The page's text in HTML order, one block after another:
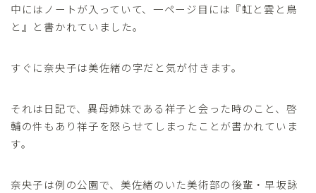
中にはノートが入っていて、一ページ目には『虹と雲と鳥
と』と書かれていました。
すぐに奈央子は美佐緒の字だと気が付きます。
それは日記で、異母姉妹である祥子と会った時のこと、啓
輔の件もあり祥子を怒らせてしまったことが書かれていま
す。
奈央子は例の公園で、美佐緒のいた美術部の後輩・早坂詠